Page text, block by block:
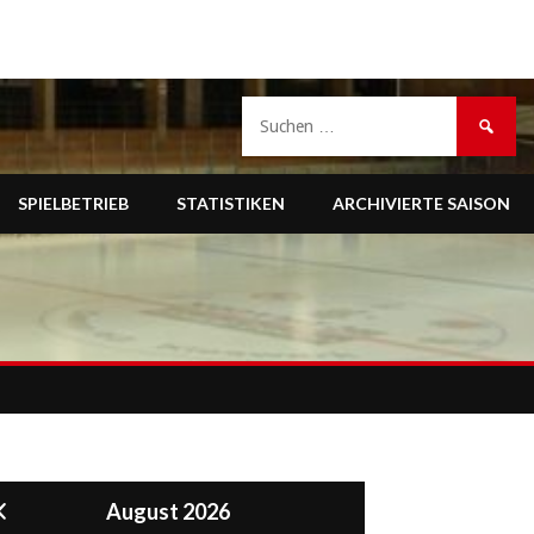
SPIELBETRIEB STATISTIKEN ARCHIVIERTE SAISON
nach:
August 2026